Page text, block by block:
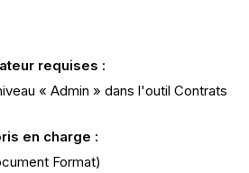
requises :
« Admin » dans l'outil Contrats
en charge :
Format)